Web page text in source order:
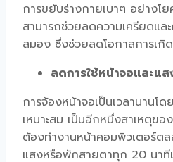
การขยับร่างกายเบาๆ อย่างโย
สามารถช่วยลดความเครียดแล
สมอง ซึ่งช่วยลดโอกาสการเกิด
ลดการใช้หน้าจอและแ
การจ้องหน้าจอเป็นเวลานานโด
เหมาะสม เป็นอีกหนึ่งสาเหตุของ
ต้องทำงานหน้าคอมพิวเตอร์ต
แสงหรือพักสายตาทุก 20 นาที